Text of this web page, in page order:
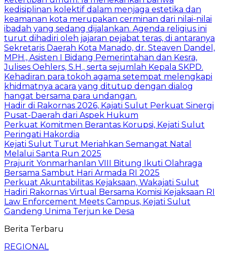
kedisiplinan kolektif dalam menjaga estetika dan
keamanan kota merupakan cerminan dari nilai-nilai
ibadah yang sedang dijalankan. ​Agenda religius ini
turut dihadiri oleh jajaran pejabat teras, di antaranya
Sekretaris Daerah Kota Manado, dr. Steaven Dandel,
MPH., Asisten I Bidang Pemerintahan dan Kesra,
Julises Oehlers, S.H., serta sejumlah Kepala SKPD.
Kehadiran para tokoh agama setempat melengkapi
khidmatnya acara yang ditutup dengan dialog
hangat bersama para undangan.
​Hadir di Rakornas 2026, Kajati Sulut Perkuat Sinergi
Pusat-Daerah dari Aspek Hukum
Perkuat Komitmen Berantas Korupsi, Kejati Sulut
Peringati Hakordia
Kejati Sulut Turut Meriahkan Semangat Natal
Melalui Santa Run 2025
Prajurit Yonmarhanlan VIII Bitung Ikuti Olahraga
Bersama Sambut Hari Armada RI 2025
Perkuat Akuntabilitas Kejaksaan, Wakajati Sulut
Hadiri Rakornas Virtual Bersama Komisi Kejaksaan RI
Law Enforcement Meets Campus, Kejati Sulut
Gandeng Unima Terjun ke Desa
Berita Terbaru
REGIONAL